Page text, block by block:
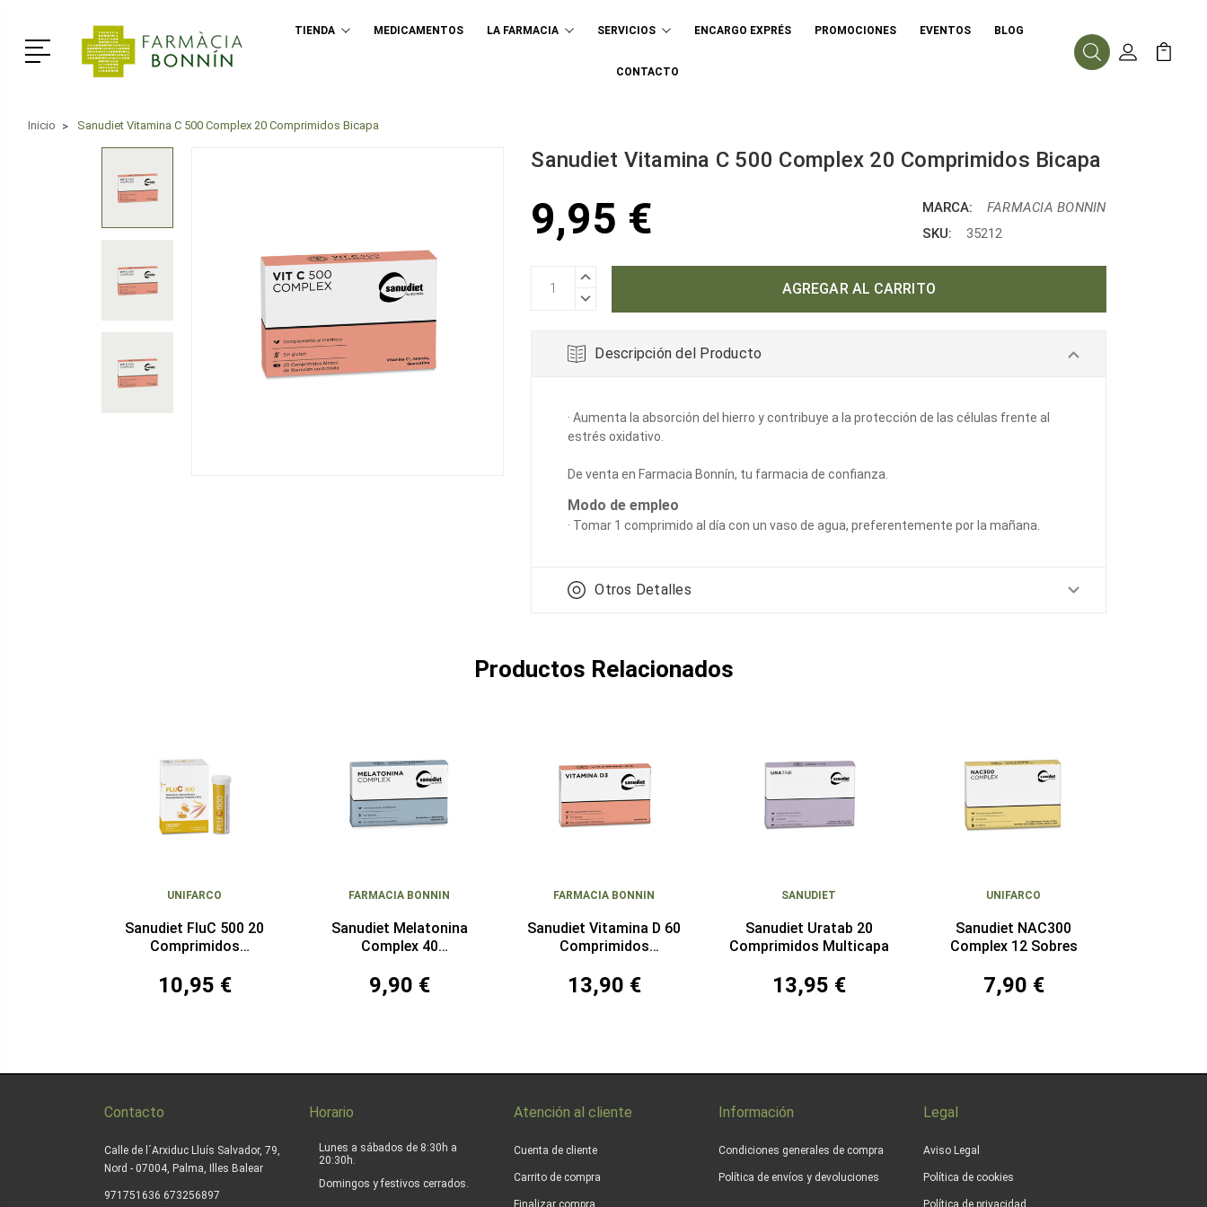
Menú
TIENDA MEDICAMENTOS LA FARMACIA SERVICIOS ENCARGO EXPRÉS PROMOCIONES EVENTOS BLOG
CONTACTO
BuscarMi Cuenta
Mi
Inicio Sanudiet Vitamina C 500 Complex 20 Comprimidos Bicapa
Sanudiet Vitamina C 500 Complex 20 Comprimidos Bicapa
9,95 €
AUMENTAR
DISMINUIR
CANTIDAD:
MARCA:
FARMACIA BONNIN
SKU:
35212
Descripción del Producto
· Aumenta la absorción del hierro y contribuye a la protección de las células frente al
estrés oxidativo.
De venta en Farmacia Bonnín, tu farmacia de confianza.
Modo de empleo
· Tomar 1 comprimido al día con un vaso de agua, preferentemente por la mañana.
Otros Detalles
Productos Relacionados
UNIFARCO
Sanudiet FluC 500 20
Comprimidos
10,95 €
FARMACIA BONNIN
Sanudiet Melatonina
Complex 40
9,90 €
FARMACIA BONNIN
Sanudiet Vitamina D 60
Comprimidos
13,90 €
SANUDIET
Sanudiet Uratab 20
Comprimidos Multicapa
13,95 €
UNIFARCO
Sanudiet NAC300
Complex 12 Sobres
7,90 €
Contacto
Calle de l´Arxiduc Lluís Salvador, 79,
Nord - 07004, Palma, Illes Balear
971751636 673256897
Horario
Lunes a sábados de 8:30h a
20:30h.
Domingos y festivos cerrados.
Atención al cliente
Cuenta de cliente
Carrito de compra
Finalizar compra
Información
Condiciones generales de compra
Política de envíos y devoluciones
Legal
Aviso Legal
Política de cookies
Política de privacidad